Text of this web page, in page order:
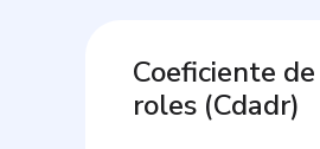
Coeficiente
roles (Cdadr)